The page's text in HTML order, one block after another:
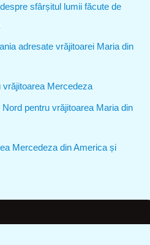
sfârșitul lumii făcute de
adresate vrăjitoarei Maria din
vrăjitoarea Mercedeza
pentru vrăjitoarea Maria din
Mercedeza din America și